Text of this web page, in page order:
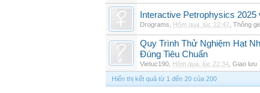
Interactive Petrophysics 2025
Drograms Hôm qua, lúc 22:47 Thông
Quy Trình Thử Nghiệm Hạt
Đúng Tiêu Chuẩn
Vietuc190 Hôm qua, lúc 22:34 Giao lưu
Hiển thị kết quả từ 1 đến 20 của 200